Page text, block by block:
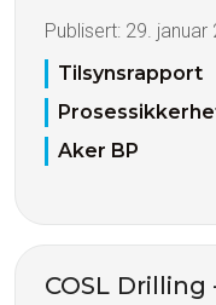
Publisert: 29. januar
Tilsynsrapport
Aker BP
COSL Drilling